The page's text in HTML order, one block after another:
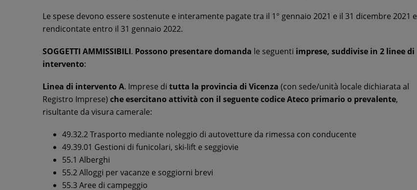
Le spese devono essere sostenute e interamente pagate tra il 1° gennaio 2021 e il 31 dicembre 2021 e
rendicontate entro il 31 gennaio 2022.
SOGGETTI AMMISSIBILI. Possono presentare domanda le seguenti imprese, suddivise in 2 linee di
intervento:
Linea di intervento A. Imprese di tutta la provincia di Vicenza (con sede/unità locale dichiarata al
Registro Imprese) che esercitano attività con il seguente codice Ateco primario o prevalente,
risultante da visura camerale:
49.32.2 Trasporto mediante noleggio di autovetture da rimessa con conducente
49.39.01 Gestioni di funicolari, ski-lift e seggiovie
55.1 Alberghi
55.2 Alloggi per vacanze e soggiorni brevi
55.3 Aree di campeggio